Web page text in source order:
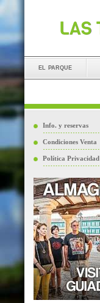
el parque
Info. y reservas
Condiciones Venta
Política Privacidad